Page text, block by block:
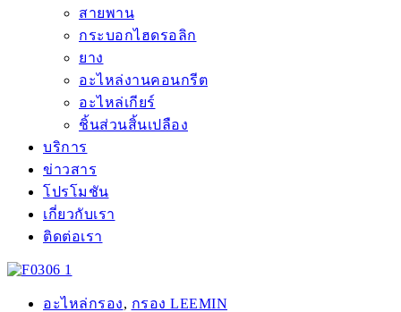
สายพาน
กระบอกไฮดรอลิก
ยาง
อะไหล่งานคอนกรีต
อะไหล่เกียร์
ชิ้นส่วนสิ้นเปลือง
บริการ
ข่าวสาร
โปรโมชัน
เกี่ยวกับเรา
ติดต่อเรา
อะไหล่กรอง, กรอง LEEMIN